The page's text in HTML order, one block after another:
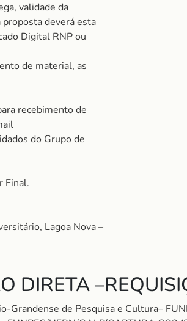
validade da
deverá esta
Digital RNP ou
de material, as
recebimento de
do Grupo de
Final.
Lagoa Nova –
DIRETA
de Pesquisa e Cultura–